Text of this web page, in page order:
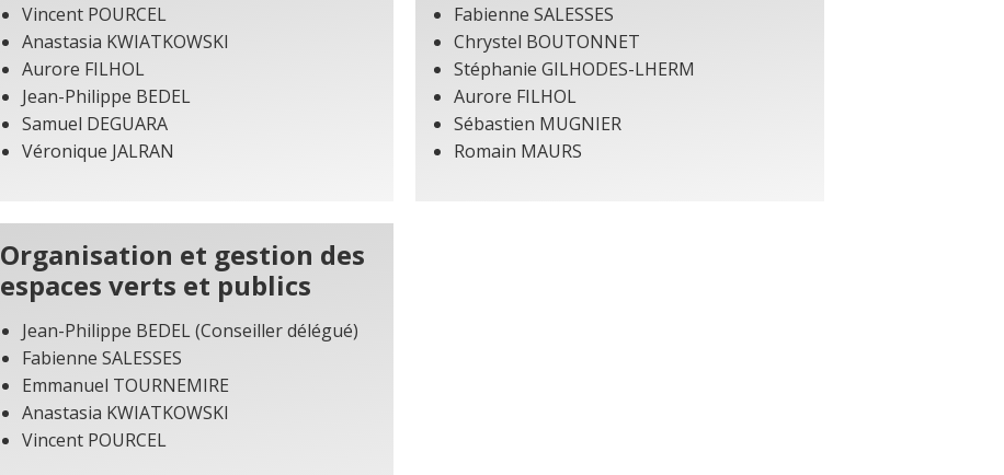
Vincent POURCEL
Anastasia KWIATKOWSKI
Aurore FILHOL
Jean-Philippe BEDEL
Samuel DEGUARA
Véronique JALRAN
Fabienne SALESSES
Chrystel BOUTONNET
Stéphanie GILHODES-LHERM
Aurore FILHOL
Sébastien MUGNIER
Romain MAURS
Organisation et gestion des
espaces verts et publics
Jean-Philippe BEDEL (Conseiller délégué)
Fabienne SALESSES
Emmanuel TOURNEMIRE
Anastasia KWIATKOWSKI
Vincent POURCEL